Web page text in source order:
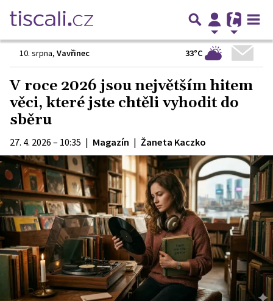
10. srpna, Vavřinec 33°C
V roce 2026 jsou největším hitem
věci, které jste chtěli vyhodit do
sběru
27. 4. 2026 – 10:35 | Magazín | Žaneta Kaczko